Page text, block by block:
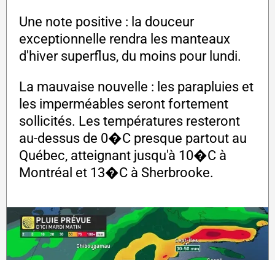
Une note positive : la douceur
exceptionnelle rendra les manteaux
d'hiver superflus, du moins pour lundi.
La mauvaise nouvelle : les parapluies et
les imperméables seront fortement
sollicités. Les températures resteront
au-dessus de 0�C presque partout au
Québec, atteignant jusqu'à 10�C à
Montréal et 13�C à Sherbrooke.